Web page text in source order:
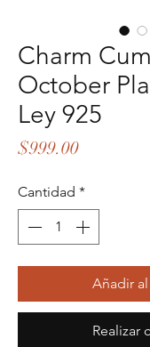
Charm
October
Ley 925
$999.00Precio
Cantidad *
Añadir
Realizar